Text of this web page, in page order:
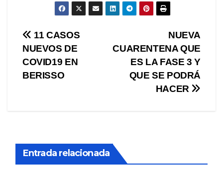
Navegación
de
entradas
NUEVA
CUARENTENA QUE
ES LA FASE 3 Y
QUE SE PODRÁ
HACER
11 CASOS
NUEVOS DE
COVID19 EN
BERISSO
Entrada relacionada